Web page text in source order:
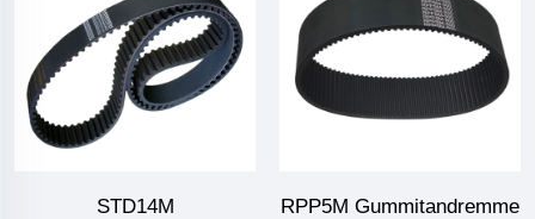
STD14M
RPP5M Gummitandremme